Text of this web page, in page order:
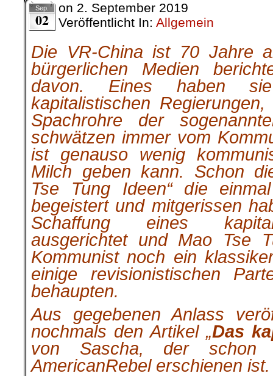
Sep.
02
on 2. September 2019
Veröffentlicht In: Allgemein
Die VR-China ist 70 Jahre
bürgerlichen Medien
davon. Eines haben
kapitalistischen
Spachrohre der
schwätzen immer vom
ist genauso wenig
Milch geben kann. Schon
Tse Tung Ideen“ die
begeistert und mitgerissen
Schaffung eines
ausgerichtet und Mao Tse
Kommunist noch ein
einige revisionistischen
behaupten.
Aus gegebenen Anlass
nochmals den Artikel „Das
von Sascha, der
AmericanRebel erschienen ist.